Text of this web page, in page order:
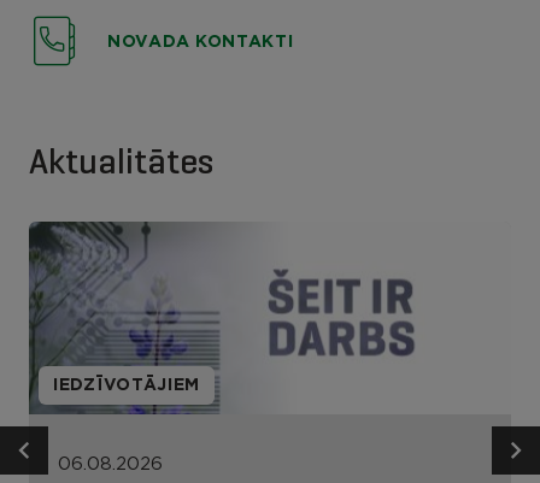
NOVADA KONTAKTI
Aktualitātes
IEDZĪVOTĀJIEM
06.08.2026